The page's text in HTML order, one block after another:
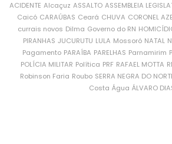
ACIDENTE Alcaçuz ASSALTO ASSEMBLEIA
Caicó CARAÚBAS Ceará CHUVA CORONEL
currais novos Dilma Governo do RN
PIRANHAS JUCURUTU LULA Mossoró NATAL
Pagamento PARAÍBA PARELHAS Parnamirim
POLÍCIA MILITAR Política PRF RAFAEL MOTTA
Robinson Faria Roubo SERRA NEGRA DO
Costa Água ÁLVARO